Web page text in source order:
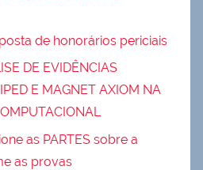
de honorários periciais
DE EVIDÊNCIAS
E MAGNET AXIOM NA
as PARTES sobre a
as provas